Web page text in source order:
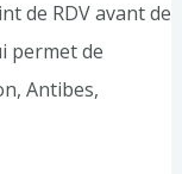
de RDV avant de
permet de
Antibes,